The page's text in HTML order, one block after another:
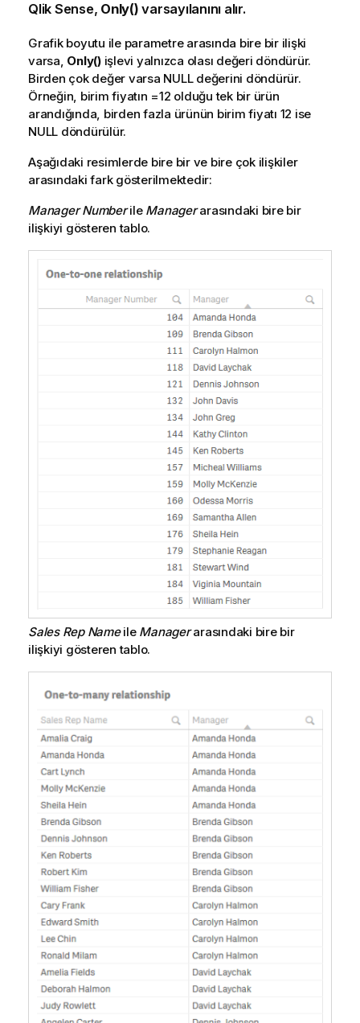
Qlik Sense, Only() varsayılanını alır.
Grafik boyutu ile parametre arasında bire bir ilişki
varsa, Only()işlevi yalnızca olası değeri döndürür.
Birden çok değer varsa NULLdeğerini döndürür.
Örneğin, birim fiyatın =12 olduğu tek bir ürün
arandığında, birden fazla ürünün birim fiyatı 12 ise
NULL döndürülür.
Aşağıdaki resimlerde bire bir ve bire çok ilişkiler
arasındaki fark gösterilmektedir:
Manager Numberile Managerarasındaki bire bir
ilişkiyi gösteren tablo.
Sales Rep Nameile Managerarasındaki bire bir
ilişkiyi gösteren tablo.